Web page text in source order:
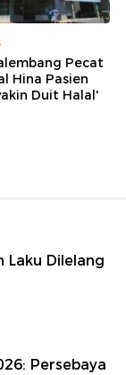
Pecat
Hina Pasien
Duit Halal'
Laku Dilelang
Persebaya